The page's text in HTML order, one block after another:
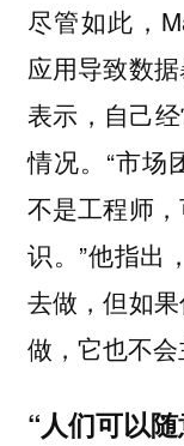
尽管如此，
应用导致数
表示，自己
情况。“市场
不是工程师
识。”他指出
去做，但如
做，它也不会
“人们可以